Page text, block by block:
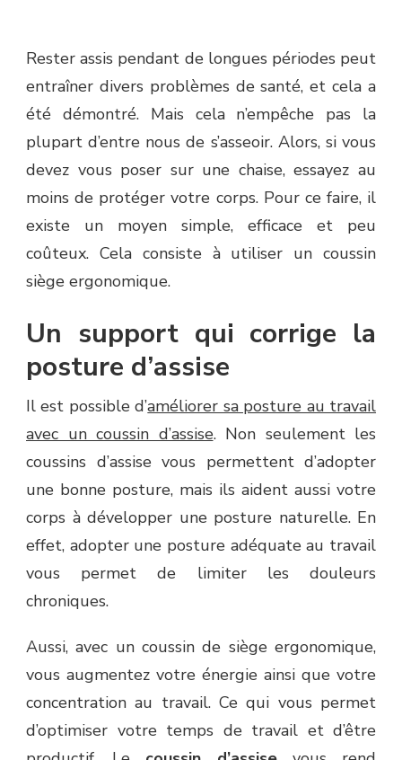
Rester assis pendant de longues périodes peut
entraîner divers problèmes de santé, et cela a
été démontré. Mais cela n’empêche pas la
plupart d’entre nous de s’asseoir. Alors, si vous
devez vous poser sur une chaise, essayez au
moins de protéger votre corps. Pour ce faire, il
existe un moyen simple, efficace et peu
coûteux. Cela consiste à utiliser un coussin
siège ergonomique.
Un support qui corrige la
posture d’assise
Il est possible d’améliorer sa posture au travail
avec un coussin d’assise. Non seulement les
coussins d’assise vous permettent d’adopter
une bonne posture, mais ils aident aussi votre
corps à développer une posture naturelle. En
effet, adopter une posture adéquate au travail
vous permet de limiter les douleurs
chroniques.
Aussi, avec un coussin de siège ergonomique,
vous augmentez votre énergie ainsi que votre
concentration au travail. Ce qui vous permet
d’optimiser votre temps de travail et d’être